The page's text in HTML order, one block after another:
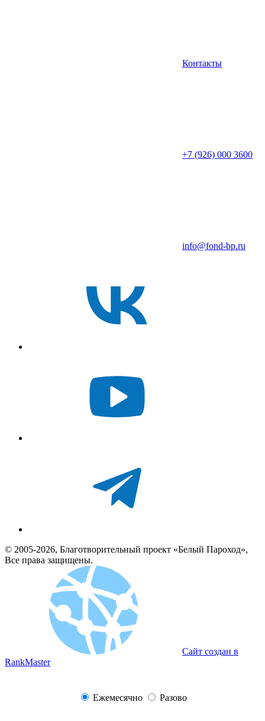
Контакты
+7 (926) 000 3600
info@fond-bp.ru
© 2005-2026, Благотворительный проект «Белый Пароход»,
Все права защищены.
Сайт создан в
RankMaster
Ежемесячно Разово